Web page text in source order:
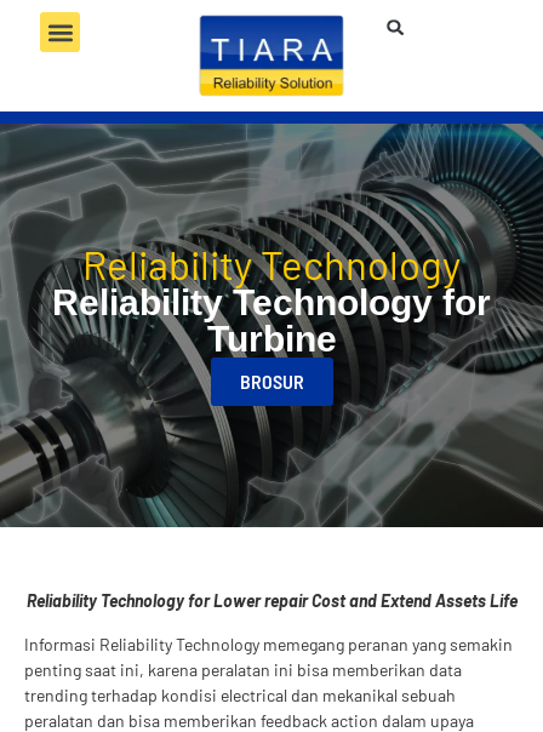
Reliability Technology
Reliability Technology for
Turbine
BROSUR
Reliability Technology for Lower repair Cost and Extend Assets Life
Informasi Reliability Technology memegang peranan yang semakin
penting saat ini, karena peralatan ini bisa memberikan data
trending terhadap kondisi electrical dan mekanikal sebuah
peralatan dan bisa memberikan feedback action dalam upaya